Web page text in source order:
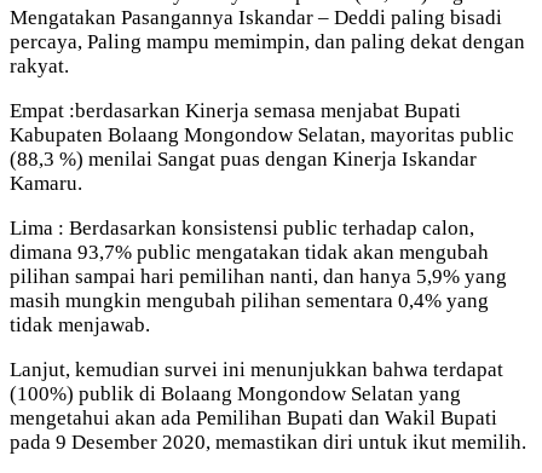
Mengatakan Pasangannya Iskandar – Deddi paling bisadi
percaya, Paling mampu memimpin, dan paling dekat dengan
rakyat.
Empat :berdasarkan Kinerja semasa menjabat Bupati
Kabupaten Bolaang Mongondow Selatan, mayoritas public
(88,3 %) menilai Sangat puas dengan Kinerja Iskandar
Kamaru.
Lima : Berdasarkan konsistensi public terhadap calon,
dimana 93,7% public mengatakan tidak akan mengubah
pilihan sampai hari pemilihan nanti, dan hanya 5,9% yang
masih mungkin mengubah pilihan sementara 0,4% yang
tidak menjawab.
Lanjut, kemudian survei ini menunjukkan bahwa terdapat
(100%) publik di Bolaang Mongondow Selatan yang
mengetahui akan ada Pemilihan Bupati dan Wakil Bupati
pada 9 Desember 2020, memastikan diri untuk ikut memilih.